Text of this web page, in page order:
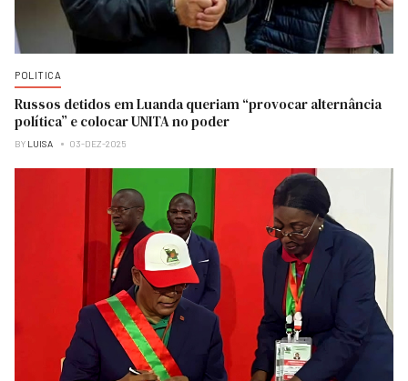
POLITICA
Russos detidos em Luanda queriam “provocar alternância
política” e colocar UNITA no poder
BY LUISA 03-DEZ-2025